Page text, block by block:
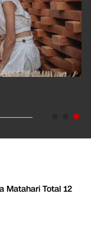
Matahari Total 12